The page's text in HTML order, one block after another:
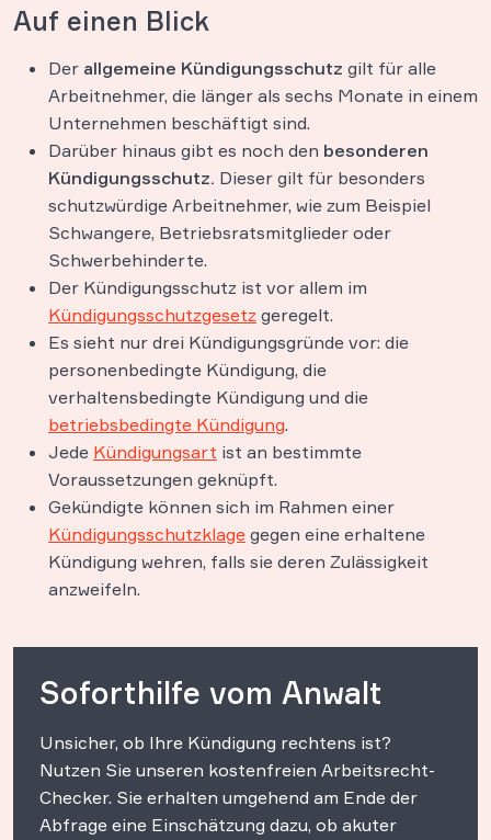
Auf einen Blick
Der allgemeine Kündigungsschutz gilt für alle
Arbeitnehmer, die länger als sechs Monate in einem
Unternehmen beschäftigt sind.
Darüber hinaus gibt es noch den besonderen
Kündigungsschutz. Dieser gilt für besonders
schutzwürdige Arbeitnehmer, wie zum Beispiel
Schwangere, Betriebsratsmitglieder oder
Schwerbehinderte.
Der Kündigungsschutz ist vor allem im
Kündigungsschutzgesetz geregelt.
Es sieht nur drei Kündigungsgründe vor: die
personenbedingte Kündigung, die
verhaltensbedingte Kündigung und die
betriebsbedingte Kündigung.
Jede Kündigungsart ist an bestimmte
Voraussetzungen geknüpft.
Gekündigte können sich im Rahmen einer
Kündigungsschutzklage gegen eine erhaltene
Kündigung wehren, falls sie deren Zulässigkeit
anzweifeln.
Soforthilfe vom Anwalt
Unsicher, ob Ihre Kündigung rechtens ist?
Nutzen Sie unseren kostenfreien Arbeitsrecht-
Checker. Sie erhalten umgehend am Ende der
Abfrage eine Einschätzung dazu, ob akuter